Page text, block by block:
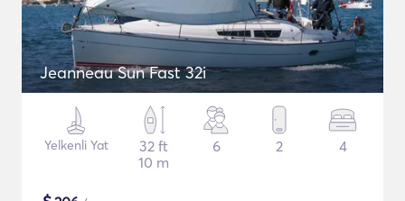
Jeanneau Sun Fast 32i
Yelkenli Yat
32 ft
10 m
6 2 4